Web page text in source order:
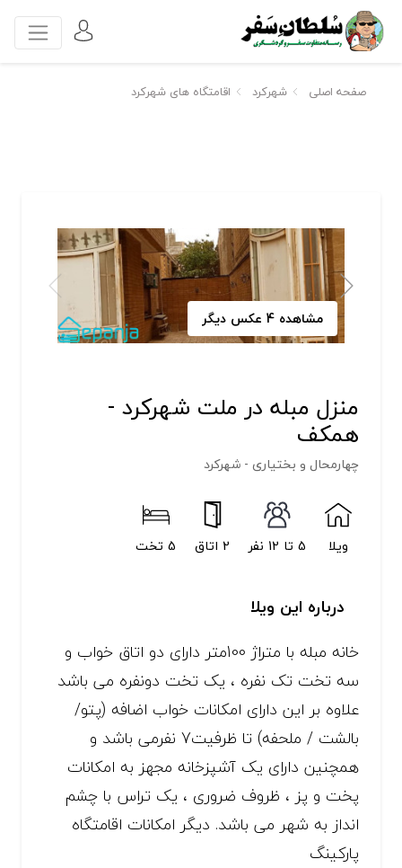
صفحه اصلی شهرکرد اقامتگاه های شهرکرد
مشاهده 4 عکس دیگر
منزل مبله در ملت شهرکرد -
همکف
چهارمحال و بختیاری - شهرکرد
ویلا 5 تا 12 نفر 2 اتاق 5 تخت
درباره این ویلا
خانه مبله با متراژ 100متر دارای دو اتاق خواب و
سه تخت تک نفره ، یک تخت دونفره می باشد
علاوه بر این دارای امکانات خواب اضافه (پتو/
بالشت / ملحفه) تا ظرفیت7 نفرمی باشد و
همچنین دارای یک آشپزخانه مجهز به امکانات
پخت و پز ، ظروف ضروری ، یک تراس با چشم
انداز به شهر می باشد. دیگر امکانات اقامتگاه
پارکینگ